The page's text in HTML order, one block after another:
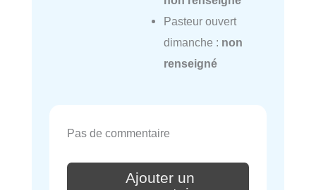
Pasteur ouvert
dimanche : non
renseigné
Pas de commentaire
Ajouter un